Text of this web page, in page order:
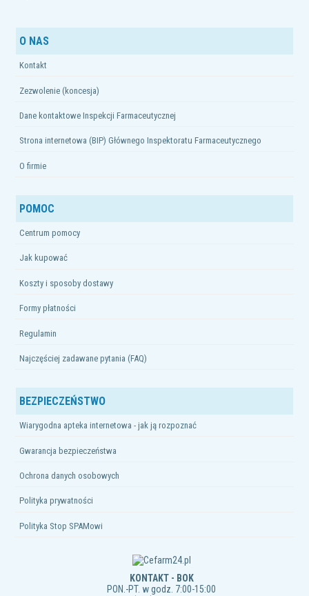
O NAS
Kontakt
Zezwolenie (koncesja)
Dane kontaktowe Inspekcji Farmaceutycznej
Strona internetowa (BIP) Głównego Inspektoratu Farmaceutycznego
O firmie
POMOC
Centrum pomocy
Jak kupować
Koszty i sposoby dostawy
Formy płatności
Regulamin
Najczęściej zadawane pytania (FAQ)
BEZPIECZEŃSTWO
Wiarygodna apteka internetowa - jak ją rozpoznać
Gwarancja bezpieczeństwa
Ochrona danych osobowych
Polityka prywatności
Polityka Stop SPAMowi
KONTAKT - BOK
PON.-PT. w godz. 7:00-15:00